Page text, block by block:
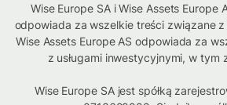
Wise Europe SA i Wise Assets Europe
odpowiada za wszelkie treści związane z
Wise Assets Europe AS odpowiada za
z usługami inwestycyjnymi, w tym
Wise Europe SA jest spółką